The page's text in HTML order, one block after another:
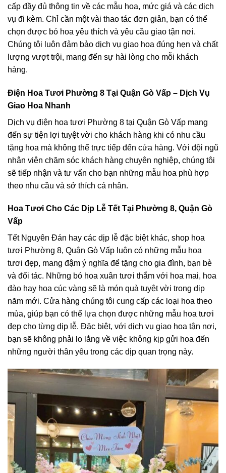
cấp đầy đủ thông tin về các mẫu hoa, mức giá và các dịch
vụ đi kèm. Chỉ cần một vài thao tác đơn giản, bạn có thể
chọn được bó hoa yêu thích và yêu cầu giao tận nơi.
Chúng tôi luôn đảm bảo dịch vụ giao hoa đúng hẹn và chất
lượng vượt trội, mang đến sự hài lòng cho mỗi khách
hàng.
Điện Hoa Tươi Phường 8 Tại Quận Gò Vấp – Dịch Vụ
Giao Hoa Nhanh
Dịch vụ điện hoa tươi Phường 8 tại Quận Gò Vấp mang
đến sự tiện lợi tuyệt vời cho khách hàng khi có nhu cầu
tặng hoa mà không thể trực tiếp đến cửa hàng. Với đội ngũ
nhân viên chăm sóc khách hàng chuyên nghiệp, chúng tôi
sẽ tiếp nhận và tư vấn cho bạn những mẫu hoa phù hợp
theo nhu cầu và sở thích cá nhân.
Hoa Tươi Cho Các Dịp Lễ Tết Tại Phường 8, Quận Gò
Vấp
Tết Nguyên Đán hay các dịp lễ đặc biệt khác, shop hoa
tươi Phường 8, Quận Gò Vấp luôn có những mẫu hoa
tươi đẹp, mang đậm ý nghĩa để tặng cho gia đình, bạn bè
và đối tác. Những bó hoa xuân tươi thắm với hoa mai, hoa
đào hay hoa cúc vàng sẽ là món quà tuyệt vời trong dịp
năm mới. Cửa hàng chúng tôi cung cấp các loại hoa theo
mùa, giúp bạn có thể lựa chọn được những mẫu hoa tươi
đẹp cho từng dịp lễ. Đặc biệt, với dịch vụ giao hoa tận nơi,
bạn sẽ không phải lo lắng về việc không kịp gửi hoa đến
những người thân yêu trong các dịp quan trọng này.